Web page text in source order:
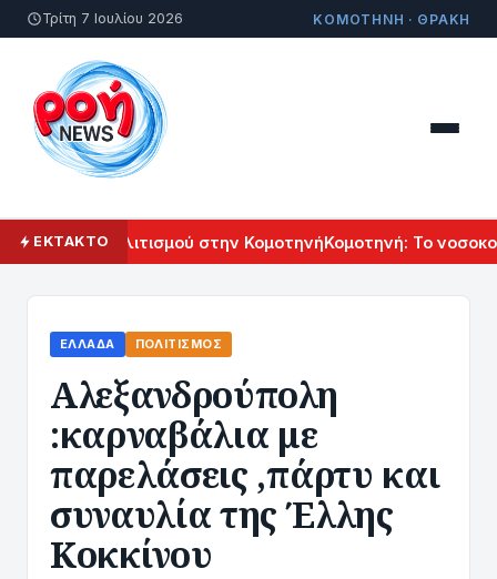
Τρίτη 7 Ιουλίου 2026 ΚΟΜΟΤΗΝΗ · ΘΡΑΚΗ
ΕΚΤΑΚΤΟΠολιτισμού στην ΚομοτηνήΚομοτηνή: Το
ΕΛΛΆΔΑ ΠΟΛΙΤΙΣΜΌΣ
Αλεξανδρούπολη
:καρναβάλια με
παρελάσεις ,πάρτυ και
συναυλία της Έλλης
Κοκκίνου